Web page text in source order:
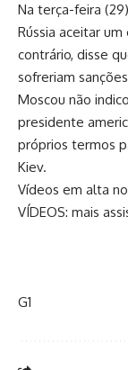
Na terça-feira
Rússia aceitar
contrário, disse
sofreriam
Moscou não
presidente
próprios termos
Kiev.
Vídeos em alta no
VÍDEOS: mais
G1